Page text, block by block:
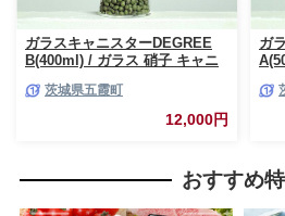
ガラスキャニスターDEGREE
B(400ml) / ガラス 硝子 キャニ
耐熱 一生もの 職人 こだわり
JIDA デザインミュージアムセ
レクション 茨城県 五霞町
茨城県五霞町
12,000円
ガ
耐
レ
おすすめ